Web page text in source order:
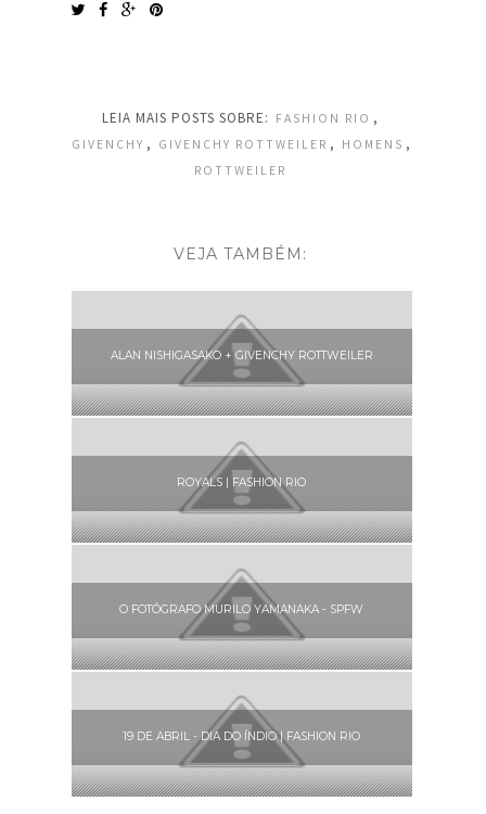
LEIA MAIS POSTS SOBRE: FASHION RIO ,
GIVENCHY , GIVENCHY ROTTWEILER , HOMENS ,
ROTTWEILER
VEJA TAMBÉM:
ALAN NISHIGASAKO + GIVENCHY ROTTWEILER
ROYALS | FASHION RIO
O FOTÓGRAFO MURILO YAMANAKA - SPFW
19 DE ABRIL - DIA DO ÍNDIO | FASHION RIO